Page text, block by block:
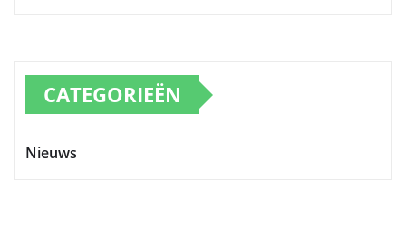
CATEGORIEËN
Nieuws